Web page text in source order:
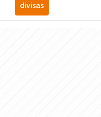
divisas